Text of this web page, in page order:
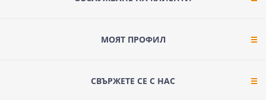
МОЯТ ПРОФИЛ
СВЪРЖЕТЕ СЕ С НАС